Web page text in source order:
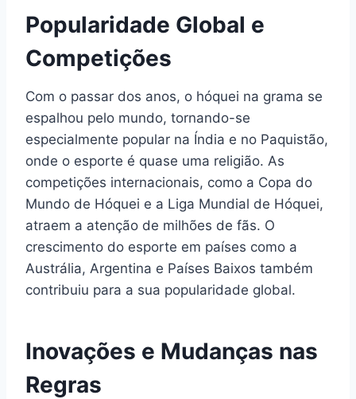
Popularidade Global e
Competições
Com o passar dos anos, o hóquei na grama se
espalhou pelo mundo, tornando-se
especialmente popular na Índia e no Paquistão,
onde o esporte é quase uma religião. As
competições internacionais, como a Copa do
Mundo de Hóquei e a Liga Mundial de Hóquei,
atraem a atenção de milhões de fãs. O
crescimento do esporte em países como a
Austrália, Argentina e Países Baixos também
contribuiu para a sua popularidade global.
Inovações e Mudanças nas
Regras